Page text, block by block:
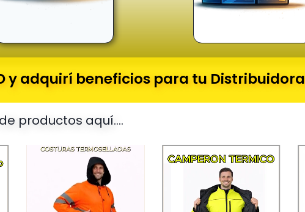
y adquirí beneficios para tu Distribuidora
productos aquí....